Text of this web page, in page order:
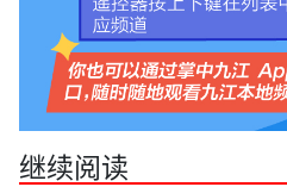
继续阅读